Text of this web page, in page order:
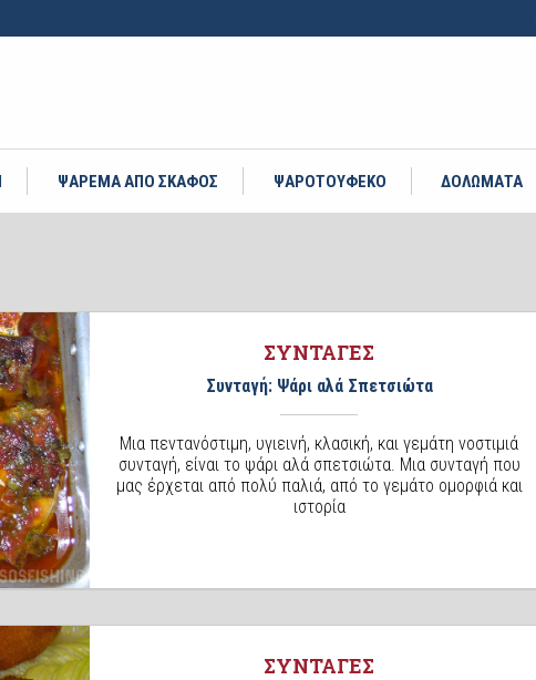
ΨΑΡΕΜΑ ΑΠΟ ΣΚΑΦΟΣ ΨΑΡΟΤΟΥΦΕΚΟ ΔΟΛΩΜΑΤΑ
ΣΥΝΤΑΓΕΣ
Συνταγή: Ψάρι αλά Σπετσιώτα
Μια πεντανόστιμη, υγιεινή, κλασική, και γεμάτη νοστιμιά
συνταγή, είναι το ψάρι αλά σπετσιώτα. Μια συνταγή που
μας έρχεται από πολύ παλιά, από το γεμάτο ομορφιά και
ιστορία
ΣΥΝΤΑΓΕΣ